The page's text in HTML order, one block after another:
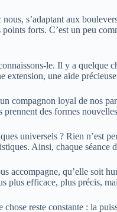
s’adaptant aux
points forts. C’est un peu
le. Il y a quelque
extension, une aide
compagnon loyal de nos
prennent des formes
universels ? Rien n’est
Ainsi, chaque
accompagne, qu’elle soit
plus efficace, plus précis,
reste constante : la